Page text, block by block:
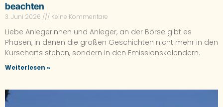
beachten
3. Juni 2026 Keine Kommentare
Liebe Anlegerinnen und Anleger, an der Börse gibt es
Phasen, in denen die großen Geschichten nicht mehr in den
Kurscharts stehen, sondern in den Emissionskalendern.
Weiterlesen »